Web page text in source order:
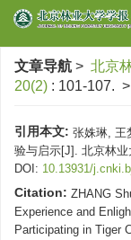
文章导航 > 北京
20(2) : 101-107.
引用本文: 张姝琳, 王
验与启示[J]. 北京林
DOI: 10.13931/
Citation: ZHANG
Experience and
Participating in Tiger